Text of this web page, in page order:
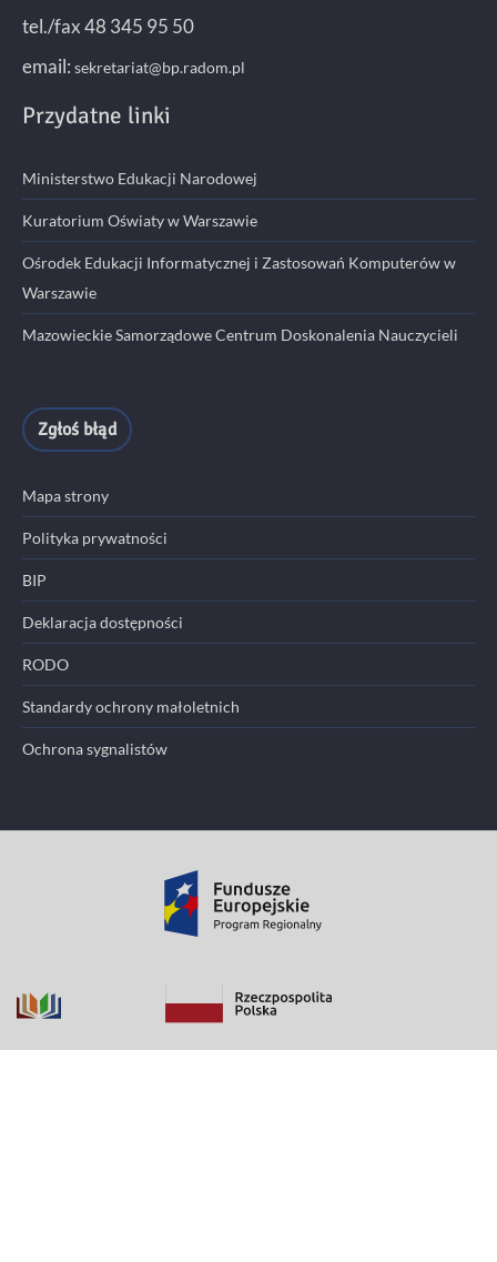
tel./fax 48 345 95 50
email: sekretariat@bp.radom.pl
Przydatne linki
Ministerstwo Edukacji Narodowej
Kuratorium Oświaty w Warszawie
Ośrodek Edukacji Informatycznej i Zastosowań Komputerów w
Warszawie
Mazowieckie Samorządowe Centrum Doskonalenia Nauczycieli
Zgłoś błąd
Mapa strony
Polityka prywatności
BIP
Deklaracja dostępności
RODO
Standardy ochrony małoletnich
Ochrona sygnalistów